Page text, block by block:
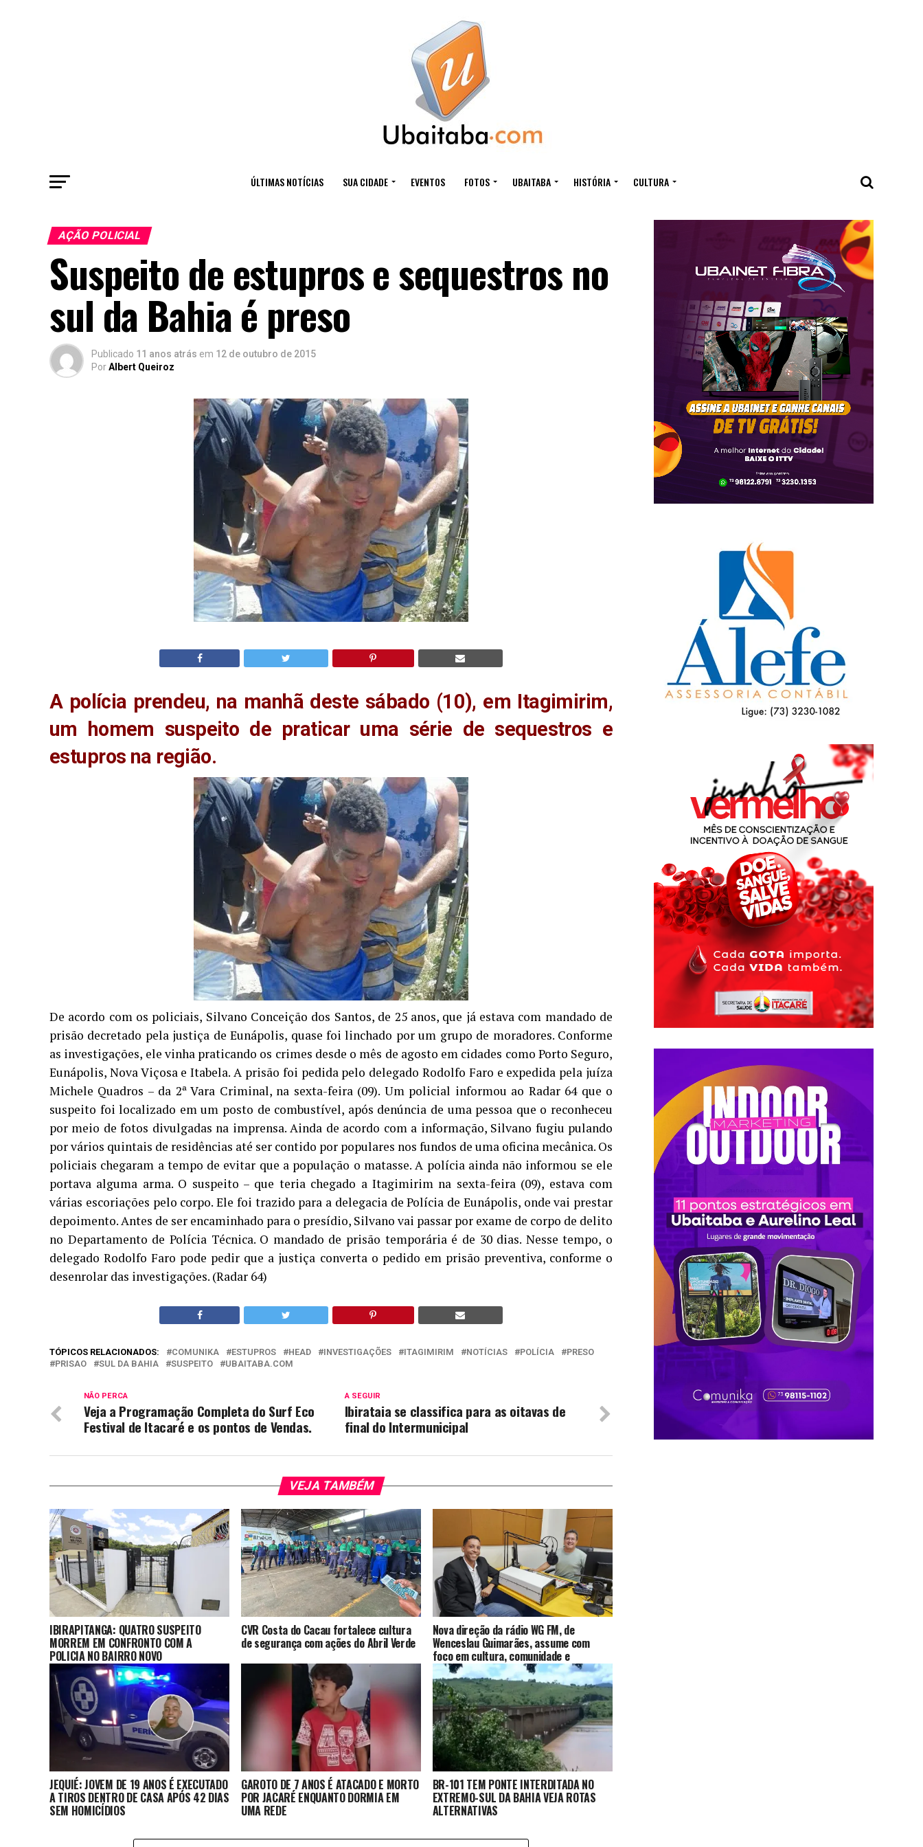
ÚLTIMAS NOTÍCIAS SUA CIDADE EVENTOS FOTOS UBAITABA HISTÓRIA CULTURA
AÇÃO POLICIAL
Suspeito de estupros e sequestros no
sul da Bahia é preso
Publicado 11 anos atrás em 12 de outubro de 2015
PorAlbert Queiroz
A polícia prendeu, na manhã deste sábado (10), em Itagimirim,
um homem suspeito de praticar uma série de sequestros e
estupros na região.
De acordo com os policiais, Silvano Conceição dos Santos, de 25 anos, que já estava com mandado de
prisão decretado pela justiça de Eunápolis, quase foi linchado por um grupo de moradores. Conforme
as investigações, ele vinha praticando os crimes desde o mês de agosto em cidades como Porto Seguro,
Eunápolis, Nova Viçosa e Itabela. A prisão foi pedida pelo delegado Rodolfo Faro e expedida pela juíza
Michele Quadros – da 2ª Vara Criminal, na sexta-feira (09). Um policial informou ao Radar 64 que o
suspeito foi localizado em um posto de combustível, após denúncia de uma pessoa que o reconheceu
por meio de fotos divulgadas na imprensa. Ainda de acordo com a informação, Silvano fugiu pulando
por vários quintais de residências até ser contido por populares nos fundos de uma oficina mecânica. Os
policiais chegaram a tempo de evitar que a população o matasse. A polícia ainda não informou se ele
portava alguma arma. O suspeito – que teria chegado a Itagimirim na sexta-feira (09), estava com
várias escoriações pelo corpo. Ele foi trazido para a delegacia de Polícia de Eunápolis, onde vai prestar
depoimento. Antes de ser encaminhado para o presídio, Silvano vai passar por exame de corpo de delito
no Departamento de Polícia Técnica. O mandado de prisão temporária é de 30 dias. Nesse tempo, o
delegado Rodolfo Faro pode pedir que a justiça converta o pedido em prisão preventiva, conforme o
desenrolar das investigações. (Radar 64)
TÓPICOS RELACIONADOS: COMUNIKA ESTUPROS HEAD INVESTIGAÇÕES ITAGIMIRIM NOTÍCIAS POLÍCIA
PRESO
PRISAO
SUL DA BAHIA SUSPEITO UBAITABA.COM
A SEGUIR
Ibirataia se classifica para as oitavas de
final do Intermunicipal
NÃO PERCA
Veja a Programação Completa do Surf Eco
Festival de Itacaré e os pontos de Vendas.
VEJA TAMBÉM
IBIRAPITANGA: QUATRO SUSPEITO
MORREM EM CONFRONTO COM A
POLICIA NO BAIRRO NOVO
CVR Costa do Cacau fortalece cultura
de segurança com ações do Abril Verde
Nova direção da rádio WG FM, de
Wenceslau Guimarães, assume com
foco em cultura, comunidade e
valorização regional
JEQUIÉ: JOVEM DE 19 ANOS É EXECUTADO
A TIROS DENTRO DE CASA APÓS 42 DIAS
SEM HOMICÍDIOS
GAROTO DE 7 ANOS É ATACADO E MORTO
POR JACARÉ ENQUANTO DORMIA EM
UMA REDE
BR-101 TEM PONTE INTERDITADA NO
EXTREMO-SUL DA BAHIA VEJA ROTAS
ALTERNATIVAS